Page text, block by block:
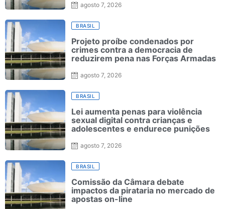
agosto 7, 2026
BRASIL
Projeto proíbe condenados por
crimes contra a democracia de
reduzirem pena nas Forças Armadas
agosto 7, 2026
BRASIL
Lei aumenta penas para violência
sexual digital contra crianças e
adolescentes e endurece punições
agosto 7, 2026
BRASIL
Comissão da Câmara debate
impactos da pirataria no mercado de
apostas on-line